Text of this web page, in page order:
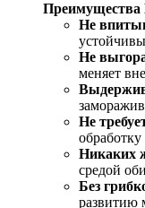
Преимущества
Не
Не
меняет
Не
Никаких
средой
Без
развитию